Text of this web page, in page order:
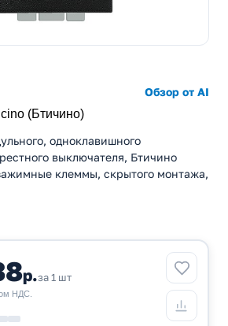
Обзор от AI
(Бтичино)
одноклавишного
выключателя, Бтичино
клеммы, скрытого монтажа,
р.за 1 шт
НДС.